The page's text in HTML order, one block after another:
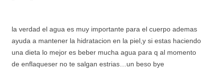
la verdad el agua es muy importante para el cuerpo ademas
ayuda a mantener la hidratacion en la piel,y si estas haciendo
una dieta lo mejor es beber mucha agua para q al momento
de enflaqueser no te salgan estrias…un beso bye